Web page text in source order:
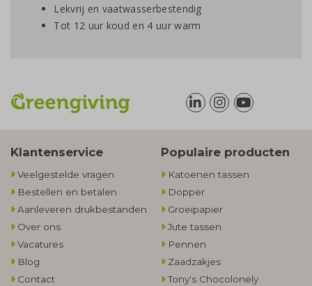
Lekvrij en vaatwasserbestendig
Tot 12 uur koud en 4 uur warm
Klantenservice
Veelgestelde vragen
Bestellen en betalen
Aanleveren drukbestanden
Over ons
Vacatures
Blog
Contact
Populaire producten
Katoenen tassen
Dopper
Groeipapier
Jute tassen
Pennen
Zaadzakjes
Tony's Chocolonely